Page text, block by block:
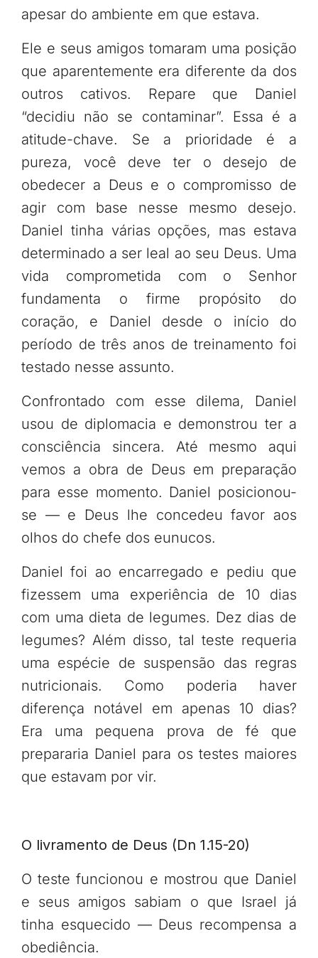
apesar do ambiente em que estava.
Ele e seus amigos tomaram uma posição
que aparentemente era diferente da dos
outros cativos. Repare que Daniel
“decidiu não se contaminar”. Essa é a
atitude-chave. Se a prioridade é a
pureza, você deve ter o desejo de
obedecer a Deus e o compromisso de
agir com base nesse mesmo desejo.
Daniel tinha várias opções, mas estava
determinado a ser leal ao seu Deus. Uma
vida comprometida com o Senhor
fundamenta o firme propósito do
coração, e Daniel desde o início do
período de três anos de treinamento foi
testado nesse assunto.
Confrontado com esse dilema, Daniel
usou de diplomacia e demonstrou ter a
consciência sincera. Até mesmo aqui
vemos a obra de Deus em preparação
para esse momento. Daniel posicionou-
se — e Deus lhe concedeu favor aos
olhos do chefe dos eunucos.
Daniel foi ao encarregado e pediu que
fizessem uma experiência de 10 dias
com uma dieta de legumes. Dez dias de
legumes? Além disso, tal teste requeria
uma espécie de suspensão das regras
nutricionais. Como poderia haver
diferença notável em apenas 10 dias?
Era uma pequena prova de fé que
prepararia Daniel para os testes maiores
que estavam por vir.
O livramento de Deus (Dn 1.15-20)
O teste funcionou e mostrou que Daniel
e seus amigos sabiam o que Israel já
tinha esquecido — Deus recompensa a
obediência.